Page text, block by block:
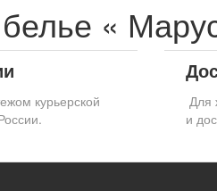
«
курьерской
Для
и